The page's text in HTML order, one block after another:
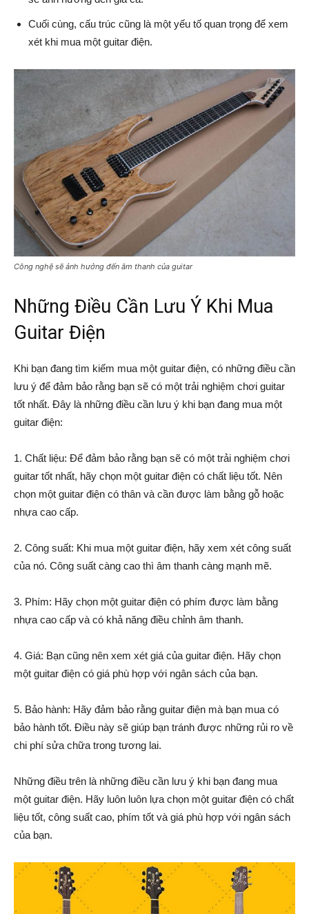
Cuối cùng, cấu trúc cũng là một yếu tố quan trọng để xem
xét khi mua một guitar điện.
Công nghệ sẽ ảnh hưởng đến âm thanh của guitar
Những Điều Cần Lưu Ý Khi Mua
Guitar Điện
Khi bạn đang tìm kiếm mua một guitar điện, có những điều cần
lưu ý để đảm bảo rằng bạn sẽ có một trải nghiệm chơi guitar
tốt nhất. Đây là những điều cần lưu ý khi bạn đang mua một
guitar điện:
1. Chất liệu: Để đảm bảo rằng bạn sẽ có một trải nghiệm chơi
guitar tốt nhất, hãy chọn một guitar điện có chất liệu tốt. Nên
chọn một guitar điện có thân và cần được làm bằng gỗ hoặc
nhựa cao cấp.
2. Công suất: Khi mua một guitar điện, hãy xem xét công suất
của nó. Công suất càng cao thì âm thanh càng mạnh mẽ.
3. Phím: Hãy chọn một guitar điện có phím được làm bằng
nhựa cao cấp và có khả năng điều chỉnh âm thanh.
4. Giá: Bạn cũng nên xem xét giá của guitar điện. Hãy chọn
một guitar điện có giá phù hợp với ngân sách của bạn.
5. Bảo hành: Hãy đảm bảo rằng guitar điện mà bạn mua có
bảo hành tốt. Điều này sẽ giúp bạn tránh được những rủi ro về
chi phí sửa chữa trong tương lai.
Những điều trên là những điều cần lưu ý khi bạn đang mua
một guitar điện. Hãy luôn luôn lựa chọn một guitar điện có chất
liệu tốt, công suất cao, phím tốt và giá phù hợp với ngân sách
của bạn.